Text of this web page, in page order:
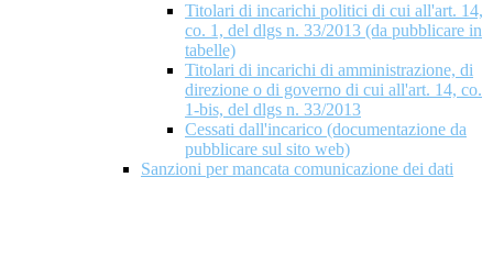
Titolari di incarichi politici di cui all'art. 14,
co. 1, del dlgs n. 33/2013 (da pubblicare in
tabelle)
Titolari di incarichi di amministrazione, di
direzione o di governo di cui all'art. 14, co.
1-bis, del dlgs n. 33/2013
Cessati dall'incarico (documentazione da
pubblicare sul sito web)
Sanzioni per mancata comunicazione dei dati